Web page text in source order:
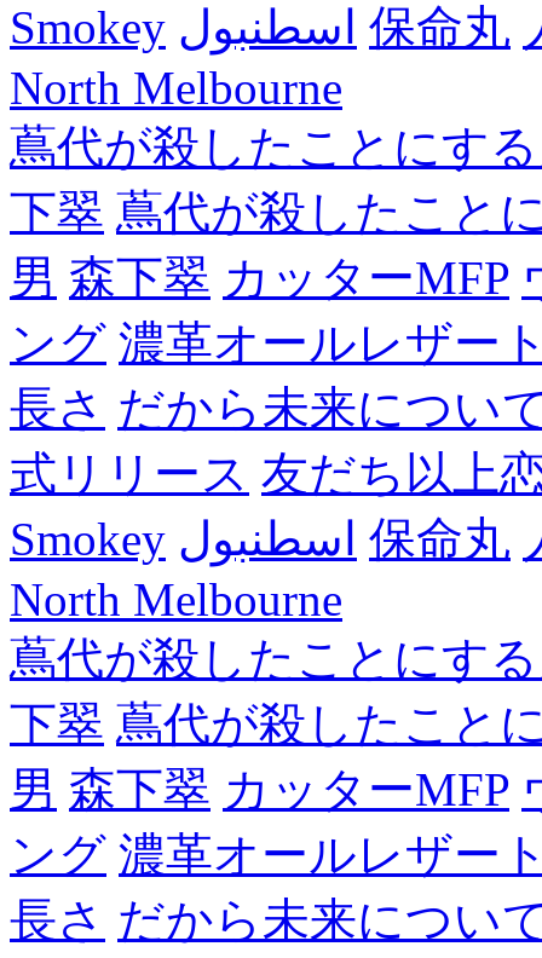
Smokey اسطنبول 保命丸
North Melbourne
蔦代が殺したことにす
下翠 蔦代が殺したこと
男 森下翠 カッターMFP
ング 濃革オールレザー
長さ だから未来につい
式リリース 友だち以上
Smokey اسطنبول 保命丸
North Melbourne
蔦代が殺したことにす
下翠 蔦代が殺したこと
男 森下翠 カッターMFP
ング 濃革オールレザー
長さ だから未来につい